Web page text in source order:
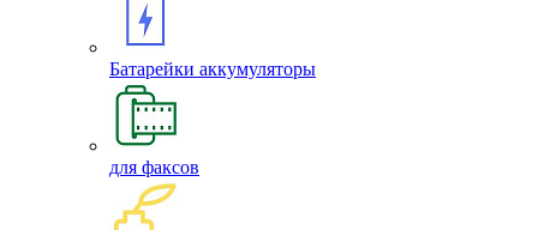
Батарейки аккумуляторы
для факсов